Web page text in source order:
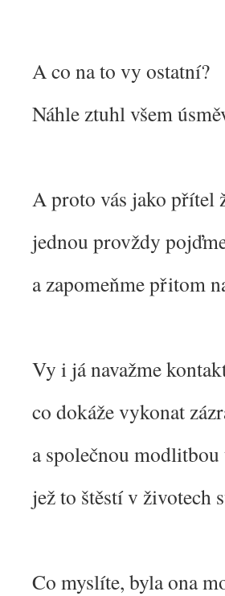
A co na to vy ostatní?
Náhle ztuhl všem
A proto vás jako přítel
jednou provždy
a zapomeňme přitom
Vy i já navažme
co dokáže vykonat
a společnou modlitbou
jež to štěstí v životech
Co myslíte, byla ona